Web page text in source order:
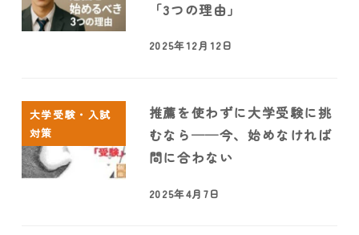
「3つの理由」
2025年12月12日
大学受験・入試
対策
推薦を使わずに大学受験に挑
むなら──今、始めなければ
間に合わない
2025年4月7日